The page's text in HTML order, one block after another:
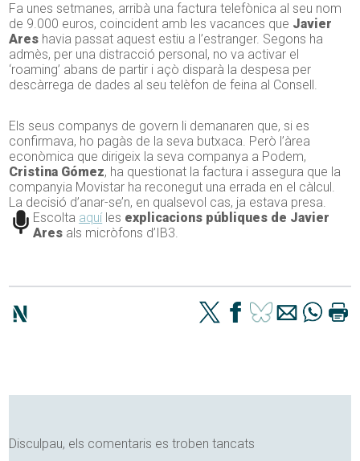
Fa unes setmanes, arribà una factura telefònica al seu nom
de 9.000 euros, coincident amb les vacances que Javier
Ares havia passat aquest estiu a l’estranger. Segons ha
admès, per una distracció personal, no va activar el
‘roaming’ abans de partir i açò disparà la despesa per
descàrrega de dades al seu telèfon de feina al Consell.
Els seus companys de govern li demanaren que, si es
confirmava, ho pagàs de la seva butxaca. Però l’àrea
econòmica que dirigeix la seva companya a Podem,
Cristina Gómez, ha questionat la factura i assegura que la
companyia Movistar ha reconegut una errada en el càlcul.
La decisió d’anar-se’n, en qualsevol cas, ja estava presa.
Escolta aquí les explicacions públiques de Javier
Ares als micròfons d’IB3.
Disculpau, els comentaris es troben tancats